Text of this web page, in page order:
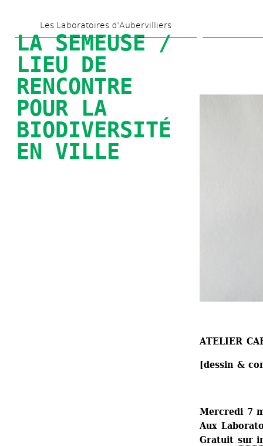
au
contenu
principal
Les Laboratoires d’Aubervilliers
LA SEMEUSE /
LIEU DE
RENCONTRE
POUR LA
BIODIVERSITÉ
EN VILLE
ATELIER
[dessin &
Mercredi 7
Aux
Gratuit sur